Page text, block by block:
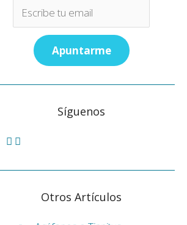
Síguenos
Otros Artículos